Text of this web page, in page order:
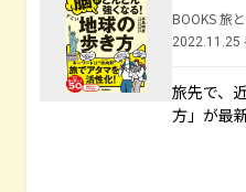
BOOKS 旅
2022.11.25
旅先で、
方」が最